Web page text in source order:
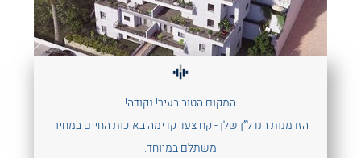
המקום הטוב בעיר! נקודה!
הזדמנות הנדל”ן שלך- קח צעד קדימה באיכות החיים במחיר
משתלם במיוחד.